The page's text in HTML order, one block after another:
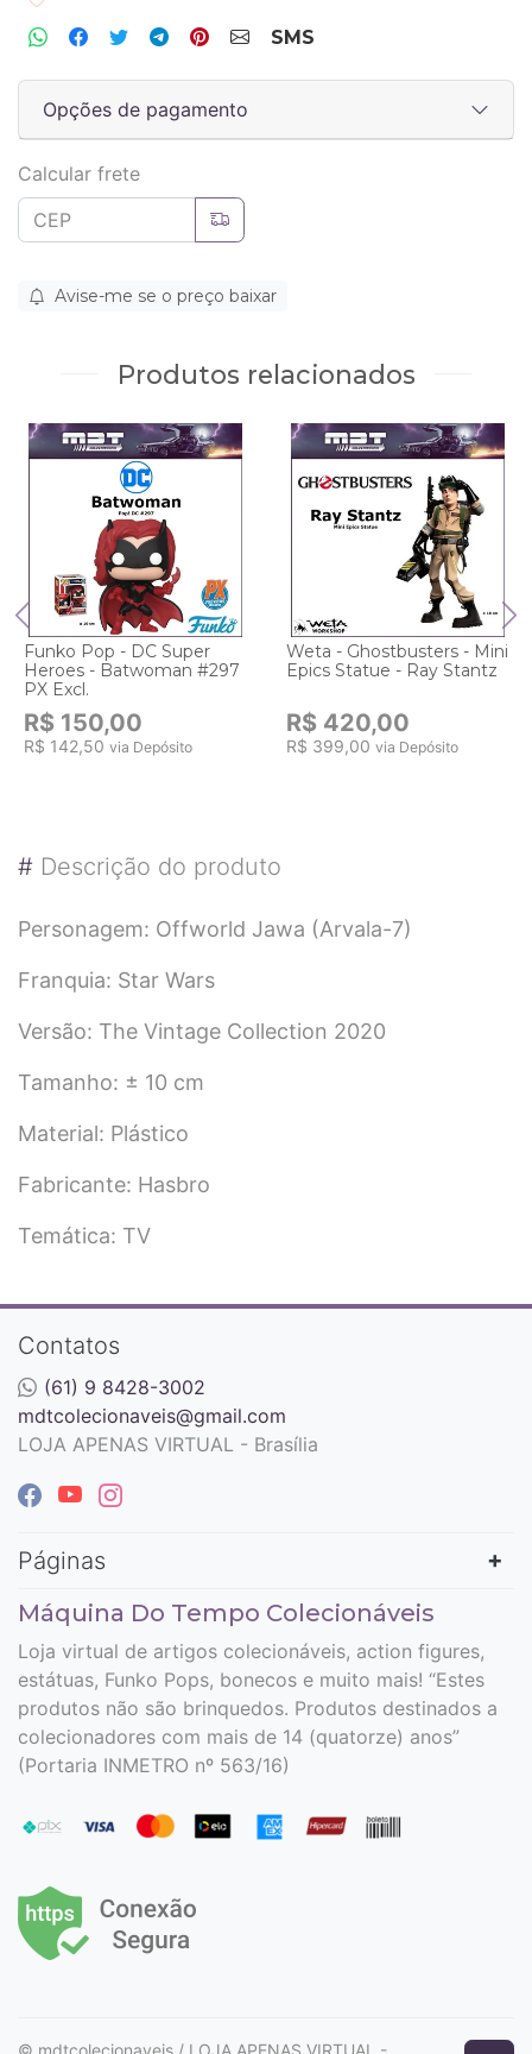
SMS
Opções de pagamento
Calcular frete
Avise-me se o preço baixar
Produtos relacionados
Funko Pop - DC Super
Heroes - Batwoman #297
PX Excl.
R$ 150,00
R$ 142,50 via Depósito
Weta - Ghostbusters - Mini
Epics Statue - Ray Stantz
R$ 420,00
R$ 399,00 via Depósito
# Descrição do produto
Personagem: Offworld Jawa (Arvala-7)
Franquia: Star Wars
Versão: The Vintage Collection 2020
Tamanho: ± 10 cm
Material: Plástico
Fabricante: Hasbro
Temática: TV
Contatos
(61) 9 8428-3002
mdtcolecionaveis@gmail.com
LOJA APENAS VIRTUAL - Brasília
Páginas
Máquina Do Tempo Colecionáveis
Loja virtual de artigos colecionáveis, action figures,
estátuas, Funko Pops, bonecos e muito mais! “Estes
produtos não são brinquedos. Produtos destinados a
colecionadores com mais de 14 (quatorze) anos”
(Portaria INMETRO nº 563/16)
© mdtcolecionaveis / LOJA APENAS VIRTUAL -